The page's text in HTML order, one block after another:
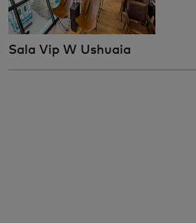
Sala Vip W Ushuaia